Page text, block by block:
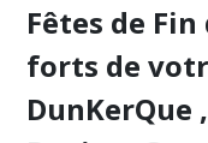
Fêtes de
forts de
DunKerQue
(1)
Box